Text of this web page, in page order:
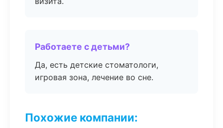
Работаете с детьми?
Да, есть детские стоматологи,
игровая зона, лечение во сне.
Похожие компании: